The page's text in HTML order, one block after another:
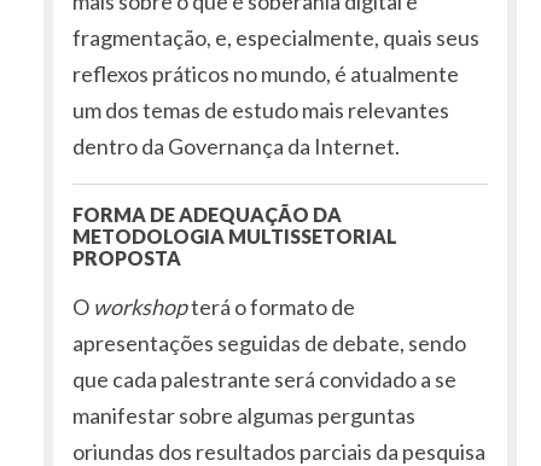
fragmentação, e, especialmente, quais seus
reflexos práticos no mundo, é atualmente
um dos temas de estudo mais relevantes
dentro da Governança da Internet.
FORMA DE ADEQUAÇÃO DA
METODOLOGIA MULTISSETORIAL
PROPOSTA
O workshopterá o formato de
apresentações seguidas de debate, sendo
que cada palestrante será convidado a se
manifestar sobre algumas perguntas
oriundas dos resultados parciais da pesquisa